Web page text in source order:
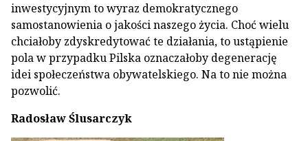
inwestycyjnym to wyraz demokratycznego
samostanowienia o jakości naszego życia. Choć wielu
chciałoby zdyskredytować te działania, to ustąpienie
pola w przypadku Pilska oznaczałoby degenerację
idei społeczeństwa obywatelskiego. Na to nie można
pozwolić.
Radosław Ślusarczyk